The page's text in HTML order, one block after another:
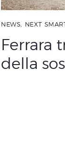
NEWS, NEXT
Ferrara
della